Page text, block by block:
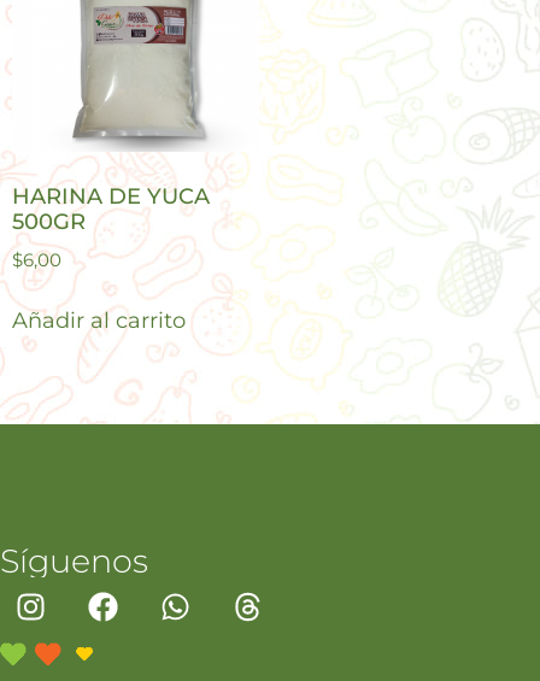
HARINA DE YUCA
500GR
$6,00
Añadir al carrito
Síguenos